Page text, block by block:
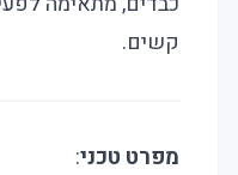
קשים.
מפרט טכני: